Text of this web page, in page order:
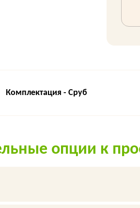
Комплектация - Сруб
опции к